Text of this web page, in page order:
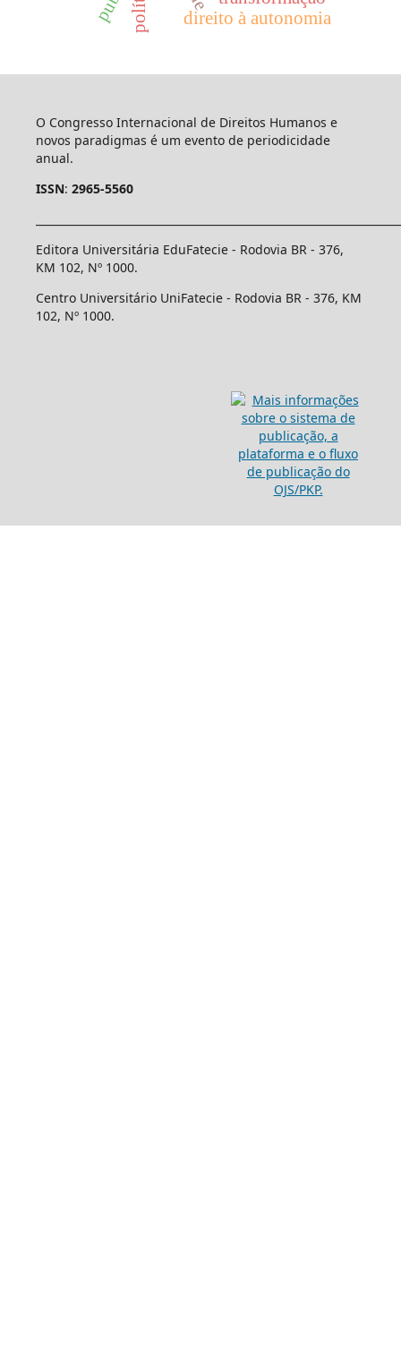
direito à autonomia
O Congresso Internacional de Direitos Humanos e
novos paradigmas é um evento de periodicidade
anual.
ISSN: 2965-5560
Editora Universitária EduFatecie - Rodovia BR - 376,
KM 102, Nº 1000.
Centro Universitário UniFatecie - Rodovia BR - 376, KM
102, Nº 1000.